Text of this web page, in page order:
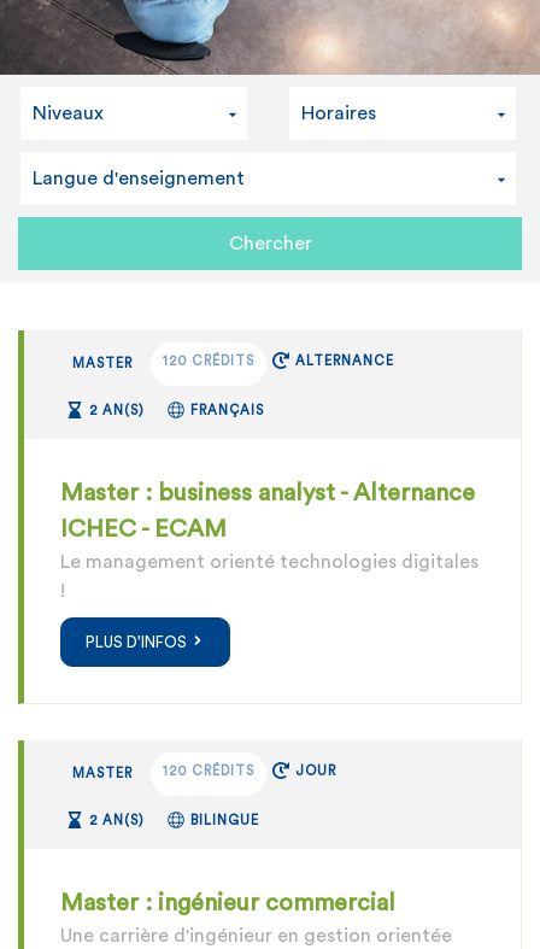
Niveaux Horaires
Langue d'enseignement
MASTER 120 CRÉDITS ALTERNANCE
2 AN(S) FRANÇAIS
Master : business analyst - Alternance
ICHEC - ECAM
Le management orienté technologies digitales
!
PLUS D'INFOS
MASTER 120 CRÉDITS JOUR
2 AN(S) BILINGUE
Master : ingénieur commercial
Une carrière d'ingénieur en gestion orientée